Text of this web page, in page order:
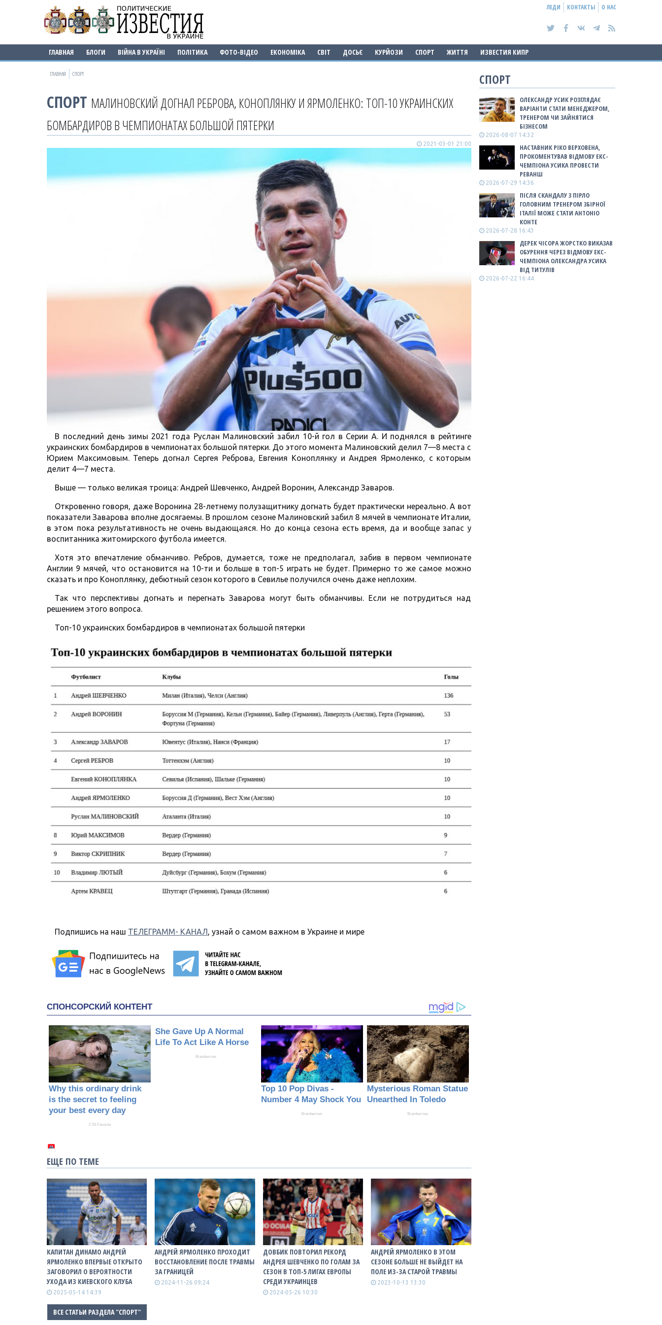
ЛЕДИ КОНТАКТЫ О НАС
ГЛАВНАЯ БЛОГИ ВІЙНА В УКРАЇНІ ПОЛІТИКА ФОТО-ВІДЕО ЕКОНОМІКА СВІТ ДОСЬЄ КУРЙОЗИ СПОРТ ЖИТТЯ ИЗВЕСТИЯ КИПР
ГЛАВНАЯ СПОРТ
СПОРТ МАЛИНОВСКИЙ ДОГНАЛ РЕБРОВА, КОНОПЛЯНКУ И ЯРМОЛЕНКО: ТОП-10 УКРАИНСКИХ
БОМБАРДИРОВ В ЧЕМПИОНАТАХ БОЛЬШОЙ ПЯТЕРКИ
2021-03-01 21:00
В последний день зимы 2021 года Руслан Малиновский забил 10-й гол в Серии A. И поднялся в рейтинге
украинских бомбардиров в чемпионатах большой пятерки. До этого момента Малиновский делил 7—8 места с
Юрием Максимовым. Теперь догнал Сергея Реброва, Евгения Коноплянку и Андрея Ярмоленко, с которым
делит 4—7 места.
Выше — только великая троица: Андрей Шевченко, Андрей Воронин, Александр Заваров.
Откровенно говоря, даже Воронина 28-летнему полузащитнику догнать будет практически нереально. А вот
показатели Заварова вполне досягаемы. В прошлом сезоне Малиновский забил 8 мячей в чемпионате Италии,
в этом пока результативность не очень выдающаяся. Но до конца сезона есть время, да и вообще запас у
воспитанника житомирского футбола имеется.
Хотя это впечатление обманчиво. Ребров, думается, тоже не предполагал, забив в первом чемпионате
Англии 9 мячей, что остановится на 10-ти и больше в топ-5 играть не будет. Примерно то же самое можно
сказать и про Коноплянку, дебютный сезон которого в Севилье получился очень даже неплохим.
Так что перспективы догнать и перегнать Заварова могут быть обманчивы. Если не потрудиться над
решением этого вопроса.
Топ-10 украинских бомбардиров в чемпионатах большой пятерки
Подпишись на наш ТЕЛЕГРАММ- КАНАЛ, узнай о самом важном в Украине и мире
ЕЩЕ ПО ТЕМЕ
КАПИТАН ДИНАМО АНДРЕЙ
ЯРМОЛЕНКО ВПЕРВЫЕ ОТКРЫТО
ЗАГОВОРИЛ О ВЕРОЯТНОСТИ
УХОДА ИЗ КИЕВСКОГО КЛУБА
2025-05-14 14:39
АНДРЕЙ ЯРМОЛЕНКО ПРОХОДИТ
ВОССТАНОВЛЕНИЕ ПОСЛЕ ТРАВМЫ
ЗА ГРАНИЦЕЙ
2024-11-26 09:24
ДОВБИК ПОВТОРИЛ РЕКОРД
АНДРЕЯ ШЕВЧЕНКО ПО ГОЛАМ ЗА
СЕЗОН В ТОП-5 ЛИГАХ ЕВРОПЫ
СРЕДИ УКРАИНЦЕВ
2024-05-26 10:30
АНДРЕЙ ЯРМОЛЕНКО В ЭТОМ
СЕЗОНЕ БОЛЬШЕ НЕ ВЫЙДЕТ НА
ПОЛЕ ИЗ-ЗА СТАРОЙ ТРАВМЫ
2023-10-13 13:30
ВСЕ СТАТЬИ РАЗДЕЛА "СПОРТ"
СПОРТ
ОЛЕКСАНДР УСИК РОЗГЛЯДАЄ
ВАРІАНТИ СТАТИ МЕНЕДЖЕРОМ,
ТРЕНЕРОМ ЧИ ЗАЙНЯТИСЯ
БІЗНЕСОМ
2026-08-07 14:32
НАСТАВНИК РІКО ВЕРХОВЕНА,
ПРОКОМЕНТУВАВ ВІДМОВУ ЕКС-
ЧЕМПІОНА УСИКА ПРОВЕСТИ
РЕВАНШ
2026-07-29 14:36
ПІСЛЯ СКАНДАЛУ З ПІРЛО
ГОЛОВНИМ ТРЕНЕРОМ ЗБІРНОЇ
ІТАЛІЇ МОЖЕ СТАТИ АНТОНІО
КОНТЕ
2026-07-28 16:43
ДЕРЕК ЧІСОРА ЖОРСТКО ВИКАЗАВ
ОБУРЕННЯ ЧЕРЕЗ ВІДМОВУ ЕКС-
ЧЕМПІОНА ОЛЕКСАНДРА УСИКА
ВІД ТИТУЛІВ
2026-07-22 16:44